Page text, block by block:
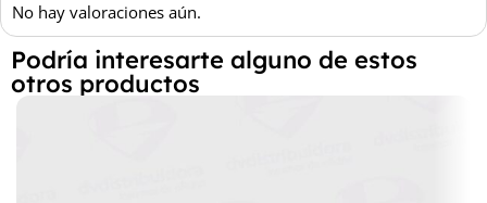
No hay valoraciones aún.
Podría interesarte alguno de estos
otros productos